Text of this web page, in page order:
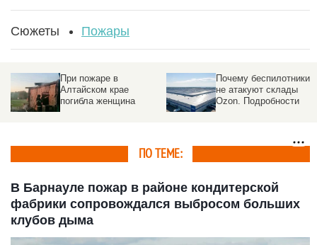
Сюжеты Пожары
При пожаре в
Алтайском крае
погибла женщина
Почему беспилотники
не атакуют склады
Ozon. Подробности
ПО ТЕМЕ:
В Барнауле пожар в районе кондитерской
фабрики сопровождался выбросом больших
клубов дыма